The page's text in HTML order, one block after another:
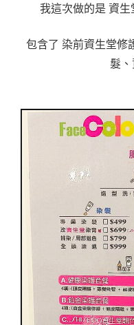
我這次做的是 資
包含了 染前資生堂修
髮